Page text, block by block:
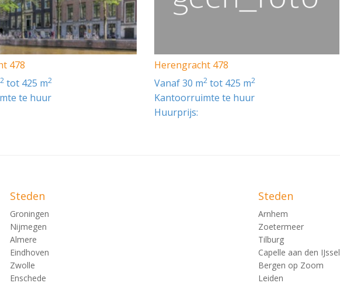
478
2 tot 425 m2
te huur
Herengracht 478
vanaf 30 m2tot 425 m2
Kantoorruimte te huur
Huurprijs:
Steden
Groningen
Nijmegen
Almere
Eindhoven
Zwolle
Enschede
Steden
Arnhem
Zoetermeer
Tilburg
Capelle aan den IJssel
Bergen op Zoom
Leiden